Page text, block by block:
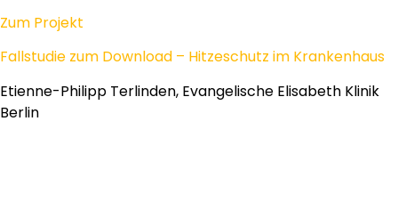
Zum Projekt
Fallstudie zum Download – Hitzeschutz im Krankenhaus
Etienne-Philipp Terlinden, Evangelische Elisabeth Klinik
Berlin